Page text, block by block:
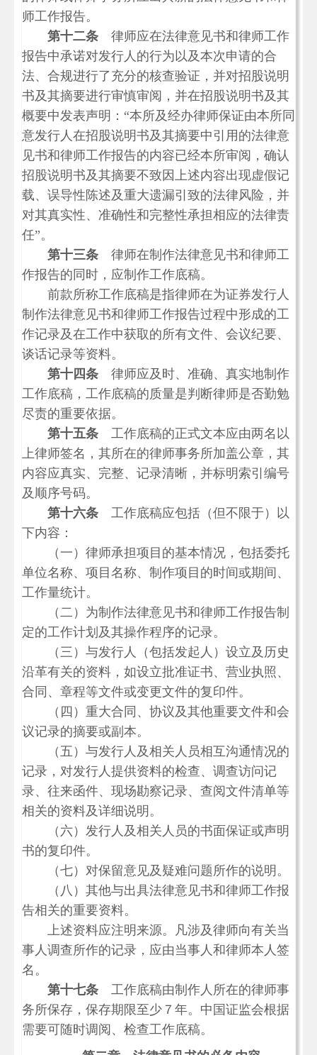
师工作报告。
第十二条 律师应在法律意见书和律师工作
报告中承诺对发行人的行为以及本次申请的合
法、合规进行了充分的核查验证，并对招股说明
书及其摘要进行审慎审阅，并在招股说明书及其
概要中发表声明： “本所及经办律师保证由本所同
意发行人在招股说明书及其摘要中引用的法律意
见书和律师工作报告的内容已经本所审阅，确认
招股说明书及其摘要不致因上述内容出现虚假记
载、误导性陈述及重大遗漏引致的法律风险，并
对其真实性、准确性和完整性承担相应的法律责
任”。
第十三条 律师在制作法律意见书和律师工
作报告的同时，应制作工作底稿。
前款所称工作底稿是指律师在为证券发行人
制作法律意见书和律师工作报告过程中形成的工
作记录及在工作中获取的所有文件、会议纪要、
谈话记录等资料。
第十四条 律师应及时、准确、真实地制作
工作底稿，工作底稿的质量是判断律师是否勤勉
尽责的重要依据。
第十五条 工作底稿的正式文本应由两名以
上律师签名，其所在的律师事务所加盖公章，其
内容应真实、完整、记录清晰，并标明索引编号
及顺序号码。
第十六条 工作底稿应包括（但不限于）以
下内容：
（一）律师承担项目的基本情况，包括委托
单位名称、项目名称、制作项目的时间或期间、
工作量统计。
（二）为制作法律意见书和律师工作报告制
定的工作计划及其操作程序的记录。
（三）与发行人（包括发起人）设立及历史
沿革有关的资料，如设立批准证书、营业执照、
合同、章程等文件或变更文件的复印件。
（四）重大合同、协议及其他重要文件和会
议记录的摘要或副本。
（五）与发行人及相关人员相互沟通情况的
记录，对发行人提供资料的检查、调查访问记
录、往来函件、现场勘察记录、查阅文件清单等
相关的资料及详细说明。
（六）发行人及相关人员的书面保证或声明
书的复印件。
（七）对保留意见及疑难问题所作的说明。
（八）其他与出具法律意见书和律师工作报
告相关的重要资料。
上述资料应注明来源。凡涉及律师向有关当
事人调查所作的记录，应由当事人和律师本人签
名。
第十七条 工作底稿由制作人所在的律师事
务所保存，保存期限至少７年。中国证监会根据
需要可随时调阅、检查工作底稿。